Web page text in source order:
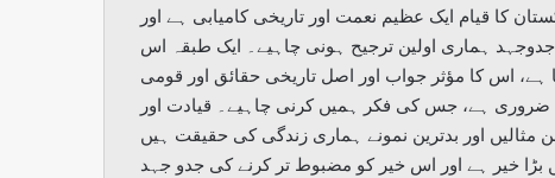
کا قیام ایک عظیم نعمت اور تاریخی کامیابی ہے اور
ہماری اولین ترجیح ہونی چاہیے۔ ایک طبقہ اس
اس کا مؤثر جواب اور اصل تاریخی حقائق اور قومی
ضروری ہے، جس کی فکر ہمیں کرنی چاہیے۔ قیادت اور
مثالیں اور بدترین نمونے ہماری زندگی کی حقیقت ہیں
بڑا خیر ہے اور اس خیر کو مضبوط تر کرنے کی جدو جہد